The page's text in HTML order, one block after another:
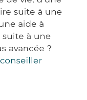
suite à une
aide à
à une
avancée ?